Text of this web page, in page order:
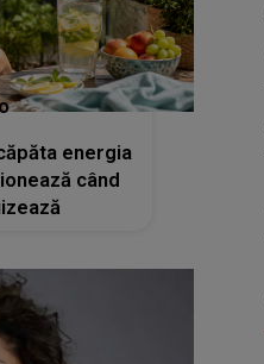
energia
când